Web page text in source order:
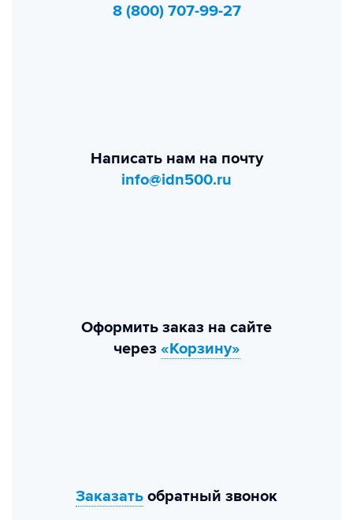
8 (800) 707-99-27
Написать нам на почту
info@idn500.ru
Оформить заказ на сайте
через «Корзину»
Заказать обратный звонок